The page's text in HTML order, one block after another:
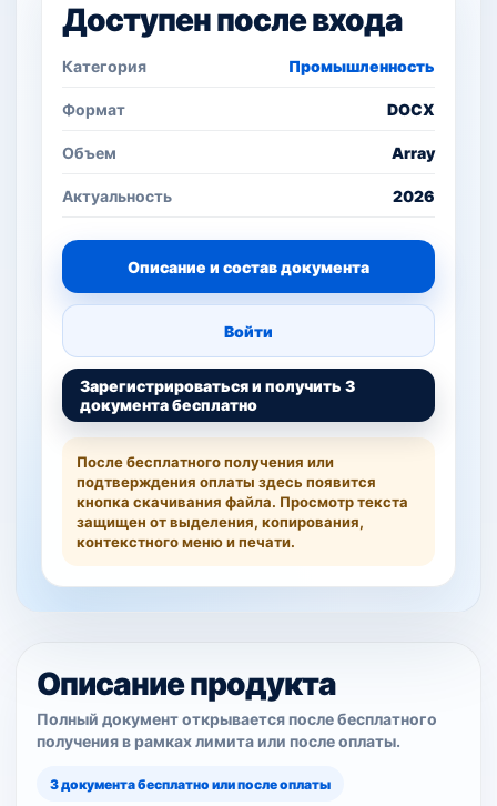
Доступен после входа
Категория Промышленность
Формат DOCX
Объем Array
Актуальность 2026
Описание и состав документа
Войти
Зарегистрироваться и получить 3
документа бесплатно
После бесплатного получения или
подтверждения оплаты здесь появится
кнопка скачивания файла. Просмотр текста
защищен от выделения, копирования,
контекстного меню и печати.
Описание продукта
Полный документ открывается после бесплатного
получения в рамках лимита или после оплаты.
3 документа бесплатно или после оплаты